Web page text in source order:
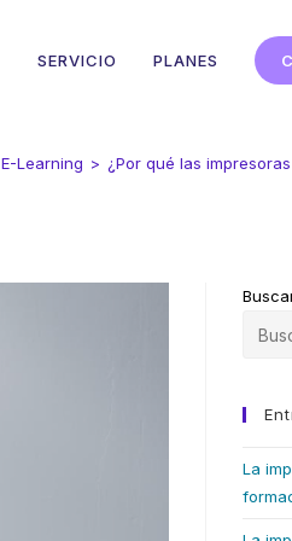
SERVICIO PLANES
E-Learning > ¿Por qué las
La